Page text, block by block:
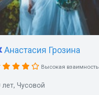
Анастасия Грозина
Высокая взаимность
лет, Чусовой